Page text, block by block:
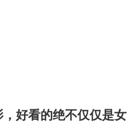
，好看的绝不仅仅是女